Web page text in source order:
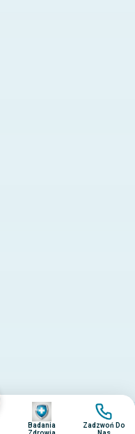
prawa zastrzeżone.
Regulamin
Obraz
Badania
Obraz
Zadzwoń Do